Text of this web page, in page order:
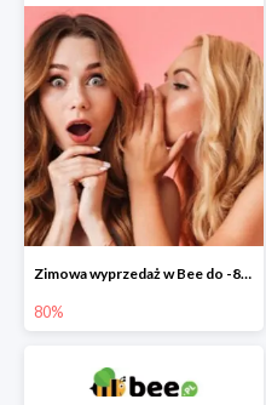
Zimowa wyprzedaż w Bee do -80%
80%